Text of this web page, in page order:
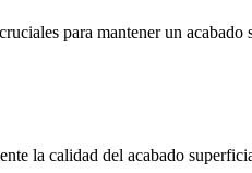
para mantener un
la calidad del acabado